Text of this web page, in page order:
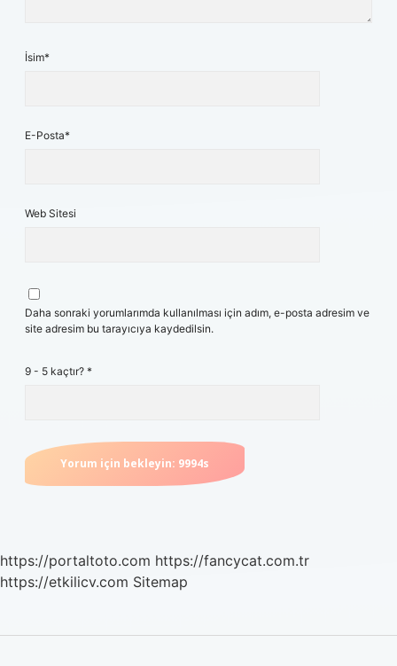
İsim*
E-Posta*
Web Sitesi
Daha sonraki yorumlarımda kullanılması için adım, e-posta adresim ve
site adresim bu tarayıcıya kaydedilsin.
9 - 5 kaçtır? *
https://portaltoto.com https://fancycat.com.tr
https://etkilicv.com Sitemap